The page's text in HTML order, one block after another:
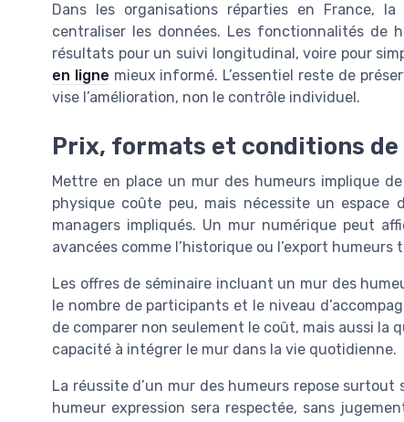
Dans les organisations réparties en France,
centraliser les données. Les fonctionnalités de
résultats pour un suivi longitudinal, voire pour
en ligne mieux informé. L’essentiel reste de
vise l’amélioration, non le contrôle individuel.
Prix, formats et conditions de
Mettre en place un mur des humeurs implique
physique coûte peu, mais nécessite un
managers impliqués. Un mur numérique peut
avancées comme l’historique ou l’export humeurs
Les offres de séminaire incluant un mur des
le nombre de participants et le niveau
de comparer non seulement le coût, mais aussi la
capacité à intégrer le mur dans la vie quotidienne.
La réussite d’un mur des humeurs repose
humeur expression sera respectée, sans